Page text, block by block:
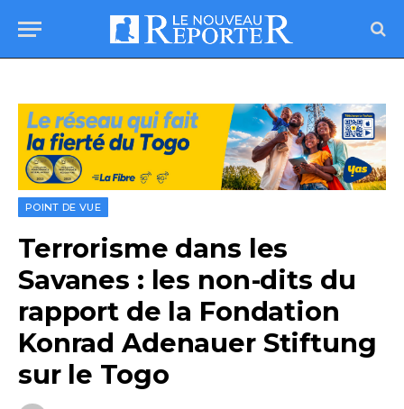
POINT DE VUE
Terrorisme dans les
Savanes : les non-dits du
rapport de la Fondation
Konrad Adenauer Stiftung
sur le Togo